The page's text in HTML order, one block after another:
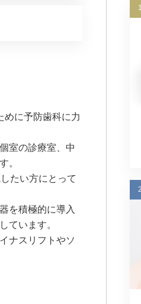
めに予防歯科に力
室の診療室、中
。
たい方にとって
を積極的に導入
ています。
ナスリフトやソ